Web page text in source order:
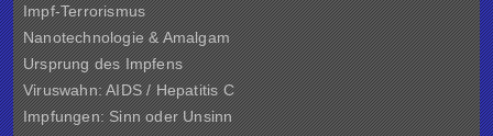
Impf-Terrorismus
Nanotechnologie & Amalgam
Ursprung des Impfens
Viruswahn: AIDS / Hepatitis C
Impfungen: Sinn oder Unsinn